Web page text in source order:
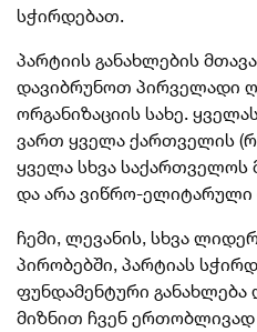
სჭირდებათ.
პარტიის განახლების
დავიბრუნოთ პირველადი
ორგანიზაციის სახე.
ვართ ყველა ქართველის
ყველა სხვა საქართველოს
და არა ვიწრო-ელიტარული
ჩემი, ლევანის, სხვა
პირობებში, პარტიას
ფუნდამენტური განახლება
მიზნით ჩვენ